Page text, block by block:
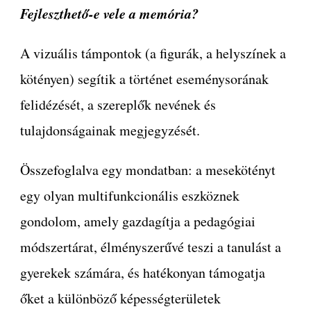
Fejleszthető-e vele a memória?
A vizuális támpontok (a figurák, a helyszínek a
kötényen) segítik a történet eseménysorának
felidézését, a szereplők nevének és
tulajdonságainak megjegyzését.
Összefoglalva egy mondatban: a mesekötényt
egy olyan multifunkcionális eszköznek
gondolom, amely gazdagítja a pedagógiai
módszertárat, élményszerűvé teszi a tanulást a
gyerekek számára, és hatékonyan támogatja
őket a különböző képességterületek